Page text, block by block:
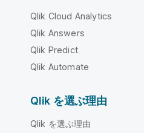
Qlik Cloud Analytics
Qlik Answers
Qlik Predict
Qlik Automate
Qlik を選ぶ理由
Qlik を選ぶ理由